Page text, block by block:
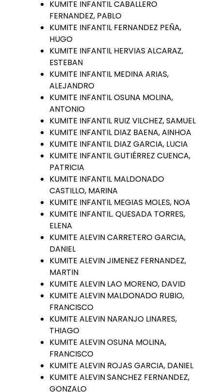
KUMITE INFANTIL CABALLERO
FERNANDEZ, PABLO
KUMITE INFANTIL FERNANDEZ PEÑA,
HUGO
KUMITE INFANTIL HERVIAS ALCARAZ,
ESTEBAN
KUMITE INFANTIL MEDINA ARIAS,
ALEJANDRO
KUMITE INFANTIL OSUNA MOLINA,
ANTONIO
KUMITE INFANTIL RUIZ VILCHEZ, SAMUEL
KUMITE INFANTIL DIAZ BAENA, AINHOA
KUMITE INFANTIL DIAZ GARCIA, LUCIA
KUMITE INFANTIL GUTIÉRREZ CUENCA,
PATRICIA
KUMITE INFANTIL MALDONADO
CASTILLO, MARINA
KUMITE INFANTIL MEGIAS MOLES, NOA
KUMITE INFANTIL. QUESADA TORRES,
ELENA
KUMITE ALEVIN CARRETERO GARCIA,
DANIEL
KUMITE ALEVIN JIMENEZ FERNANDEZ,
MARTIN
KUMITE ALEVIN LAO MORENO, DAVID
KUMITE ALEVIN MALDONADO RUBIO,
FRANCISCO
KUMITE ALEVIN NARANJO LINARES,
THIAGO
KUMITE ALEVIN OSUNA MOLINA,
FRANCISCO
KUMITE ALEVIN ROJAS GARCIA, DANIEL
KUMITE ALEVIN SANCHEZ FERNANDEZ,
GONZALO